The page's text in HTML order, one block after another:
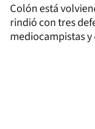
Colón está
rindió con tres
mediocampistas